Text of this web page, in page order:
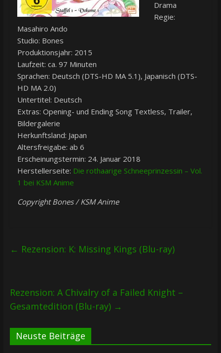
Drama
Regie:
Masahiro Ando
Studio: Bones
Produktionsjahr: 2015
Laufzeit: ca. 97 Minuten
Sprachen: Deutsch (DTS-HD MA 5.1), Japanisch (DTS-
HD MA 2.0)
Untertitel: Deutsch
Extras: Opening- und Ending Song Textless, Trailer,
Bildergalerie
Herkunftsland: Japan
Altersfreigabe: ab 6
Erscheinungstermin: 24. Januar 2018
Herstellerseite: Die rothaarige Schneeprinzessin – Vol.
1 bei KSM Anime
Copyright Bones / KSM Anime
← Rezension: K: Missing Kings (Blu-ray)
Rezension: A Chivalry of a Failed Knight –
Gesamtedition (Blu-ray) →
Neuste Beiträge